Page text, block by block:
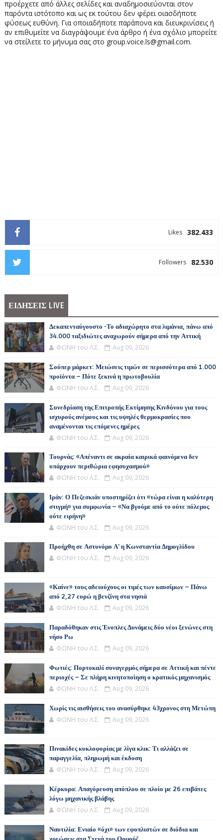
προέρχετε από άλλες σελίδες και αναδημοσιεύονται στον
παρόντα ιστότοπο και ως εκ τούτου δεν φέρει οιασδήποτε
φύσεως ευθύνη. Για οποιαδήποτε παράπονα και διευκρινίσεις ή
αν επιθυμείτε να διαγράψουμε ένα άρθρο ή ένα σχόλιο μπορείτε
να στείλετε το μήνυμα σας στο group.voice.ls@gmail.com.
382.433
Likes
82.530
Followers
ΕΙΔΗΣΕΙΣ LIVE
Δεκαπενταύγουστο -Το αδιαχώρητο στα λιμάνια, πάνω από
34.000 ταξιδιώτες αναχωρούν σήμερα από την Αττική
ΦΩΝΗ του Λ.Σ. Aug 09, 2026
Σούπερ μάρκετ: Μειώσεις τιμών σε περισσότερα από 1.000
προϊόντα – Πότε ξεκινά η πρωτοβουλία
ΦΩΝΗ του Λ.Σ. Aug 09, 2026
Συνεδρίαση της Επιτροπής Εκτίμησης Κινδύνου για τους
ισχυρούς ανέμους και τις υψηλές θερμοκρασίες που
αναμένονται τις επόμενες ημέρες
ΦΩΝΗ του Λ.Σ. Aug 09, 2026
Τουρνάς: «Απέναντι σε ακραία καιρικά φαινόμενα δεν
υπάρχουν περιθώρια εφησυχασμού»
ΦΩΝΗ του Λ.Σ. Aug 09, 2026
Ιράν: Ο Πεζεσκιάν υποστηρίζει ότι «τώρα είναι η καλύτερη
στιγμή» για συμφωνία – «Να βγούμε από το ούτε πόλεμος
ούτε ειρήνη»
ΦΩΝΗ του Λ.Σ. Aug 09, 2026
Προήχθη σε Αστυνόμο Α' η Κωνσταντία Δημογλίδου
ΦΩΝΗ του Λ.Σ. Aug 09, 2026
«Καίνε» τους αδειούχους οι τιμές των καυσίμων – Πάνω
από 2,27 ευρώ η βενζίνη στα νησιά
ΦΩΝΗ του Λ.Σ. Aug 09, 2026
Παραδόθηκαν στις Ένοπλες Δυνάμεις δύο νέοι ξενώνες στη
νήσο Ρω
ΦΩΝΗ του Λ.Σ. Aug 09, 2026
Φωτιές: Πορτοκαλί συναγερμός σήμερα σε Αττική και πέντε
περιοχές – Σε πλήρη κινητοποίηση ο κρατικός μηχανισμός
ΦΩΝΗ του Λ.Σ. Aug 09, 2026
Χωρίς τις αισθήσεις του ανασύρθηκε 43χρονος στη Μετώπη
ΦΩΝΗ του Λ.Σ. Aug 09, 2026
Πινακίδες κυκλοφορίας με λίγα κλικ: Τι αλλάζει σε
παραγγελία, πληρωμή και έκδοση
ΦΩΝΗ του Λ.Σ. Aug 09, 2026
Κέρκυρα: Απαγόρευση απόπλου σε πλοίο με 26 επιβάτες
λόγω μηχανικής βλάβης
ΦΩΝΗ του Λ.Σ. Aug 09, 2026
Ναυτιλία: Ενιαίο «όχι» των εφοπλιστών σε διόδια και